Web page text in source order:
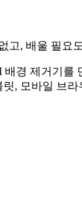
고, 배울 필요
경 제거기
, 모바일 브